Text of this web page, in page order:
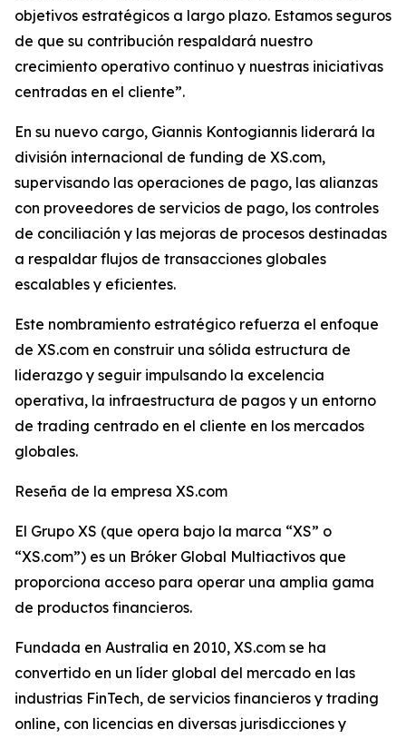
objetivos estratégicos a largo plazo. Estamos seguros
de que su contribución respaldará nuestro
crecimiento operativo continuo y nuestras iniciativas
centradas en el cliente”.
En su nuevo cargo, Giannis Kontogiannis liderará la
división internacional de funding de XS.com,
supervisando las operaciones de pago, las alianzas
con proveedores de servicios de pago, los controles
de conciliación y las mejoras de procesos destinadas
a respaldar flujos de transacciones globales
escalables y eficientes.
Este nombramiento estratégico refuerza el enfoque
de XS.com en construir una sólida estructura de
liderazgo y seguir impulsando la excelencia
operativa, la infraestructura de pagos y un entorno
de trading centrado en el cliente en los mercados
globales.
Reseña de la empresa XS.com
El Grupo XS (que opera bajo la marca “XS” o
“XS.com”) es un Bróker Global Multiactivos que
proporciona acceso para operar una amplia gama
de productos financieros.
Fundada en Australia en 2010, XS.com se ha
convertido en un líder global del mercado en las
industrias FinTech, de servicios financieros y trading
online, con licencias en diversas jurisdicciones y